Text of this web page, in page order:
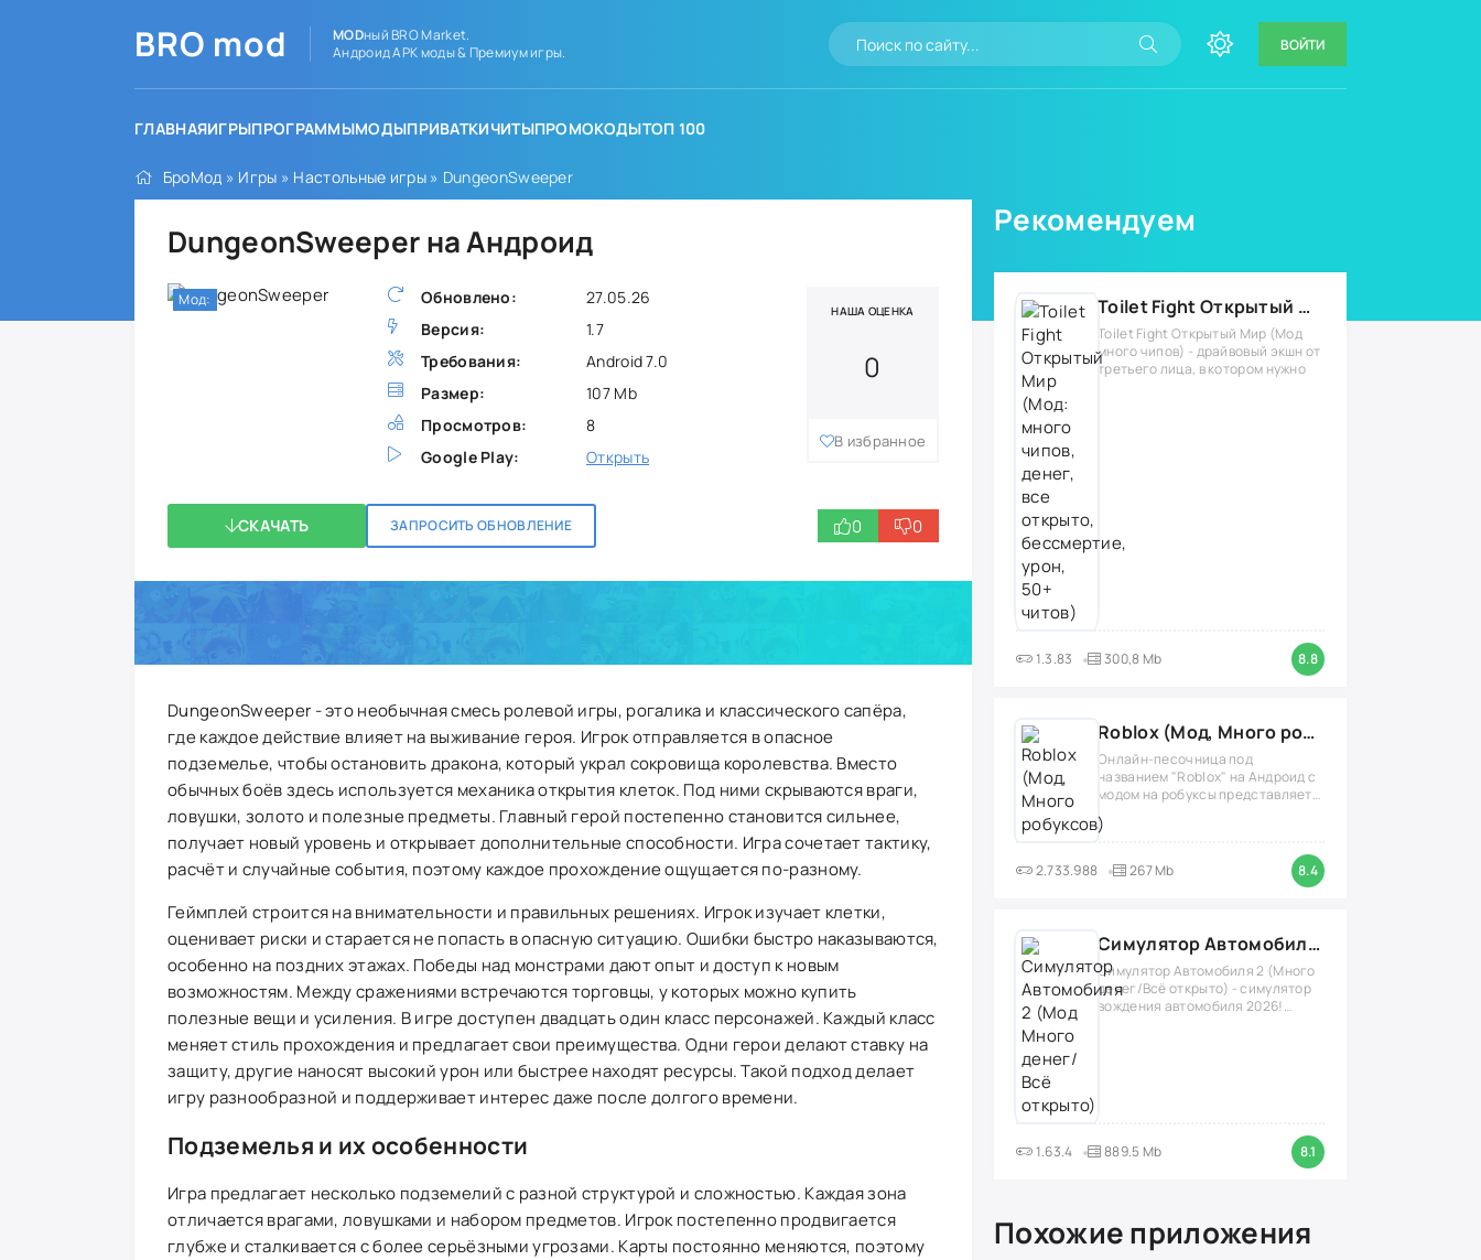
BRO mod MODный BRO Market.
Андроид APK моды & Премиум игры.
ВОЙТИ
ГЛАВНАЯИГРЫПРОГРАММЫМОДЫПРИВАТКИЧИТЫПРОМОКОДЫТОП 100
БроМод » Игры » Настольные игры» DungeonSweeper
DungeonSweeper на Андроид
Обновлено:
27.05.26
Версия:
1.7
Требования:
Android 7.0
Размер:
107 Mb
Просмотров:
8
Google Play:
Открыть
НАША ОЦЕНКА
0
В избранное
СКАЧАТЬ ЗАПРОСИТЬ ОБНОВЛЕНИЕ 0 0
Мод:
DungeonSweeper - это необычная смесь ролевой игры, рогалика и классического сапёра,
где каждое действие влияет на выживание героя. Игрок отправляется в опасное
подземелье, чтобы остановить дракона, который украл сокровища королевства. Вместо
обычных боёв здесь используется механика открытия клеток. Под ними скрываются враги,
ловушки, золото и полезные предметы. Главный герой постепенно становится сильнее,
получает новый уровень и открывает дополнительные способности. Игра сочетает тактику,
расчёт и случайные события, поэтому каждое прохождение ощущается по-разному.
Геймплей строится на внимательности и правильных решениях. Игрок изучает клетки,
оценивает риски и старается не попасть в опасную ситуацию. Ошибки быстро наказываются,
особенно на поздних этажах. Победы над монстрами дают опыт и доступ к новым
возможностям. Между сражениями встречаются торговцы, у которых можно купить
полезные вещи и усиления. В игре доступен двадцать один класс персонажей. Каждый класс
меняет стиль прохождения и предлагает свои преимущества. Одни герои делают ставку на
защиту, другие наносят высокий урон или быстрее находят ресурсы. Такой подход делает
игру разнообразной и поддерживает интерес даже после долгого времени.
Подземелья и их особенности
Игра предлагает несколько подземелий с разной структурой и сложностью. Каждая зона
отличается врагами, ловушками и набором предметов. Игрок постепенно продвигается
глубже и сталкивается с более серьёзными угрозами. Карты постоянно меняются, поэтому
Рекомендуем
Toilet Fight Открытый Мир (Мод: много чипов, денег, все открыто, бессмертие, урон, 50+ читов)
Toilet Fight Открытый Мир (Мод
много чипов) - драйвовый экшн от
третьего лица, в котором нужно
1.3.83 300,8 Mb 8.8
Roblox (Мод, Много робуксов)
Онлайн-песочница под
названием "Roblox" на Андроид с
модом на робуксы представляет
собой
2.733.988 267 Mb 8.4
Симулятор Автомобиля 2 (Мод Много денег/Всё открыто)
Симулятор Автомобиля 2 (Много
денег/Всё открыто) - симулятор
вождения автомобиля 2026!
1.63.4 889.5 Mb 8.1
Похожие приложения